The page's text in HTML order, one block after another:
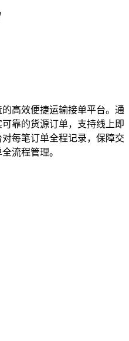
高效便捷运输接单平台。通
靠的货源订单，支持线上即
每笔订单全程记录，保障交
流程管理。